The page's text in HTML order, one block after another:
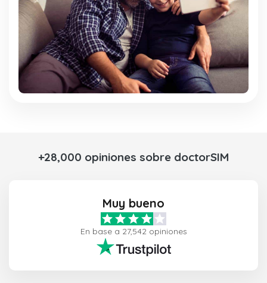
+28,000 opiniones sobre doctorSIM
Muy bueno
En base a 27,542 opiniones